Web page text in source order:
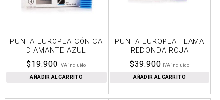
PUNTA EUROPEA CÓNICA
DIAMANTE AZUL
$19.900 IVA incluido
AÑADIR AL CARRITO
PUNTA EUROPEA FLAMA
REDONDA ROJA
$39.900 IVA incluido
AÑADIR AL CARRITO